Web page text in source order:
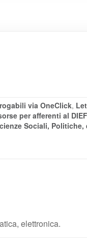
via OneClick,
per afferenti al
Sociali,
elettronica.